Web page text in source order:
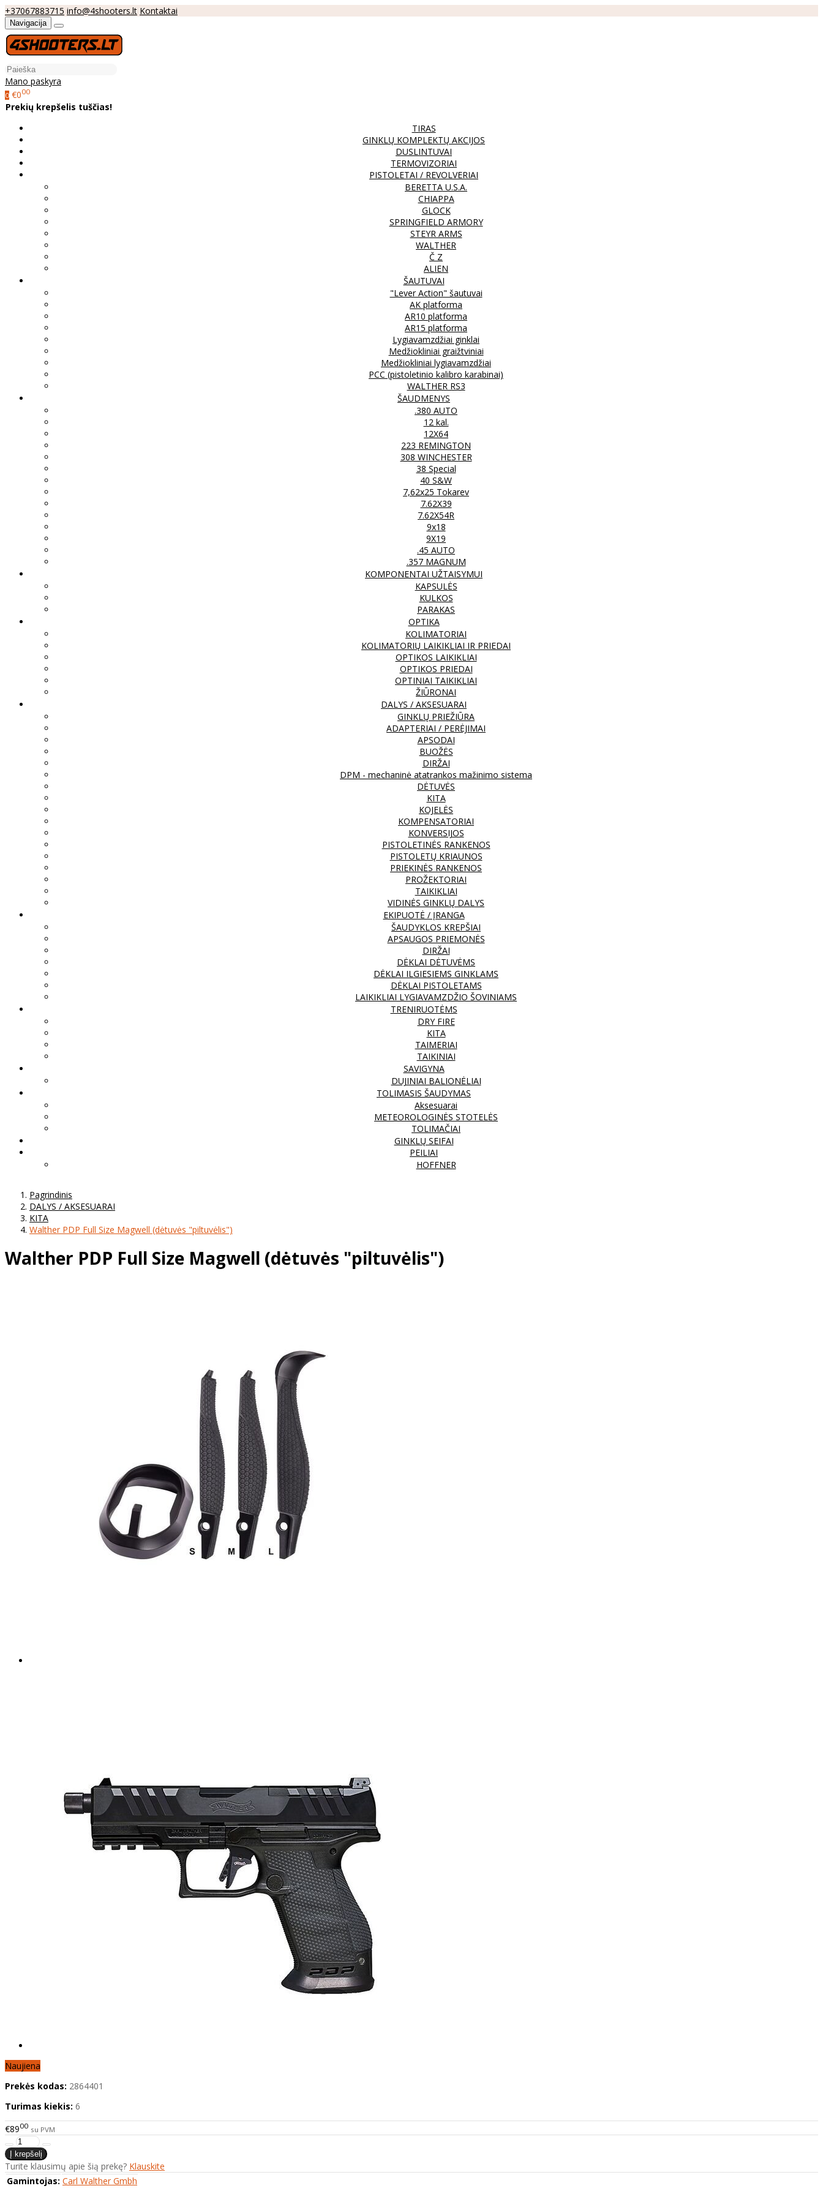
+37067883715 info@4shooters.lt Kontaktai
Navigacija
Mano paskyra
0 €000
Prekių krepšelis tuščias!
TIRAS
GINKLŲ KOMPLEKTŲ AKCIJOS
DUSLINTUVAI
TERMOVIZORIAI
PISTOLETAI / REVOLVERIAI
BERETTA U.S.A.
CHIAPPA
GLOCK
SPRINGFIELD ARMORY
STEYR ARMS
WALTHER
Č Z
ALIEN
ŠAUTUVAI
"Lever Action" šautuvai
AK platforma
AR10 platforma
AR15 platforma
Lygiavamzdžiai ginklai
Medžiokliniai graižtviniai
Medžiokliniai lygiavamzdžiai
PCC (pistoletinio kalibro karabinai)
WALTHER RS3
ŠAUDMENYS
.380 AUTO
12 kal.
12X64
223 REMINGTON
308 WINCHESTER
38 Special
40 S&W
7,62x25 Tokarev
7.62X39
7.62X54R
9x18
9X19
.45 AUTO
.357 MAGNUM
KOMPONENTAI UŽTAISYMUI
KAPSULĖS
KULKOS
PARAKAS
OPTIKA
KOLIMATORIAI
KOLIMATORIŲ LAIKIKLIAI IR PRIEDAI
OPTIKOS LAIKIKLIAI
OPTIKOS PRIEDAI
OPTINIAI TAIKIKLIAI
ŽIŪRONAI
DALYS / AKSESUARAI
GINKLŲ PRIEŽIŪRA
ADAPTERIAI / PERĖJIMAI
APSODAI
BUOŽĖS
DIRŽAI
DPM - mechaninė atatrankos mažinimo sistema
DĖTUVĖS
KITA
KOJELĖS
KOMPENSATORIAI
KONVERSIJOS
PISTOLETINĖS RANKENOS
PISTOLETŲ KRIAUNOS
PRIEKINĖS RANKENOS
PROŽEKTORIAI
TAIKIKLIAI
VIDINĖS GINKLŲ DALYS
EKIPUOTĖ / ĮRANGA
ŠAUDYKLOS KREPŠIAI
APSAUGOS PRIEMONĖS
DIRŽAI
DĖKLAI DĖTUVĖMS
DĖKLAI ILGIESIEMS GINKLAMS
DĖKLAI PISTOLETAMS
LAIKIKLIAI LYGIAVAMZDŽIO ŠOVINIAMS
TRENIRUOTĖMS
DRY FIRE
KITA
TAIMERIAI
TAIKINIAI
SAVIGYNA
DUJINIAI BALIONĖLIAI
TOLIMASIS ŠAUDYMAS
Aksesuarai
METEOROLOGINĖS STOTELĖS
TOLIMAČIAI
GINKLŲ SEIFAI
PEILIAI
HOFFNER
Pagrindinis
DALYS / AKSESUARAI
KITA
Walther PDP Full Size Magwell (dėtuvės "piltuvėlis")
Walther PDP Full Size Magwell (dėtuvės "piltuvėlis")
Naujiena
Prekės kodas: 2864401
Turimas kiekis: 6
€8900 su PVM
Turite klausimų apie šią prekę? Klauskite
Gamintojas: Carl Walther Gmbh